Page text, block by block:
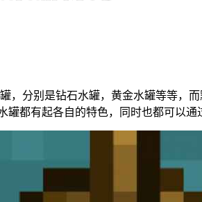
，分别是钻石水罐，黄金水罐等等
都有起各自的特色，同时也都可以通